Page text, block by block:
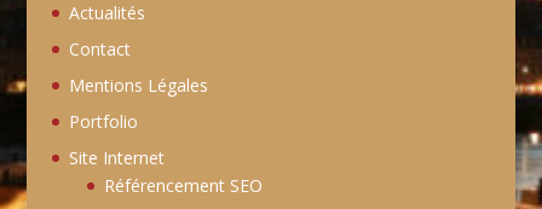
Actualités
Contact
Mentions Légales
Portfolio
Site Internet
Référencement SEO